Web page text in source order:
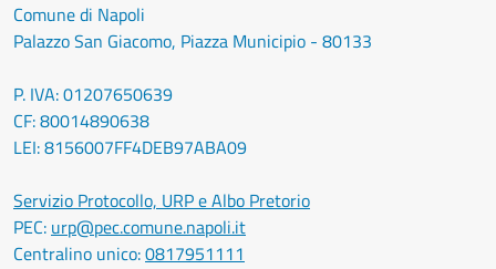
Comune di Napoli
Palazzo San Giacomo, Piazza Municipio - 80133
P. IVA: 01207650639
CF: 80014890638
LEI: 8156007FF4DEB97ABA09
Servizio Protocollo, URP e Albo Pretorio
PEC: urp@pec.comune.napoli.it
Centralino unico:0817951111